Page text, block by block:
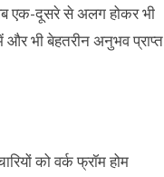
एक-दूसरे से अलग होकर भी
भी बेहतरीन अनुभव प्राप्त
को वर्क फ्रॉम होम